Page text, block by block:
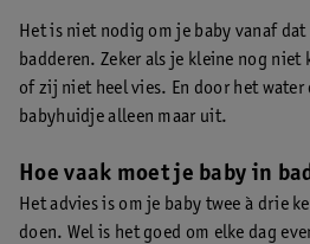
Het is niet nodig om je baby vanaf
badderen. Zeker als je kleine nog
of zij niet heel vies. En door het
babyhuidje alleen maar uit.
Hoe vaak moet je baby in
Het advies is om je baby twee à drie
doen. Wel is het goed om elke dag